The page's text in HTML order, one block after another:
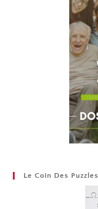
Le Coin Des Puzzles